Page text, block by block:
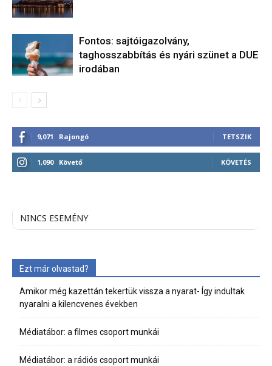
Fontos: sajtóigazolvány,
taghosszabbítás és nyári szünet a DUE
irodában
9,071 Rajongó TETSZIK
1,090 Követő KÖVETÉS
NINCS ESEMÉNY
Ezt már olvastad?
Amikor még kazettán tekertük vissza a nyarat- Így indultak
nyaralni a kilencvenes években
Médiatábor: a filmes csoport munkái
Médiatábor: a rádiós csoport munkái